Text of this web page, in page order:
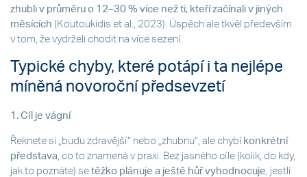
zhubli v průměru o 12–30 % více než ti, kteří začínali v jiných
měsících (Koutoukidis et al., 2023). Úspěch ale tkvěl především
v tom, že vydrželi chodit na více sezení.
Typické chyby, které potápí i ta nejlépe
míněná novoroční předsevzetí
1. Cíl je vágní
Řeknete si „budu zdravější“ nebo „zhubnu“, ale chybí konkrétní
představa , co to znamená v praxi. Bez jasného cíle (kolik, do kdy,
jak to poznáte) se těžko plánuje a ještě hůř vyhodnocuje , jestli